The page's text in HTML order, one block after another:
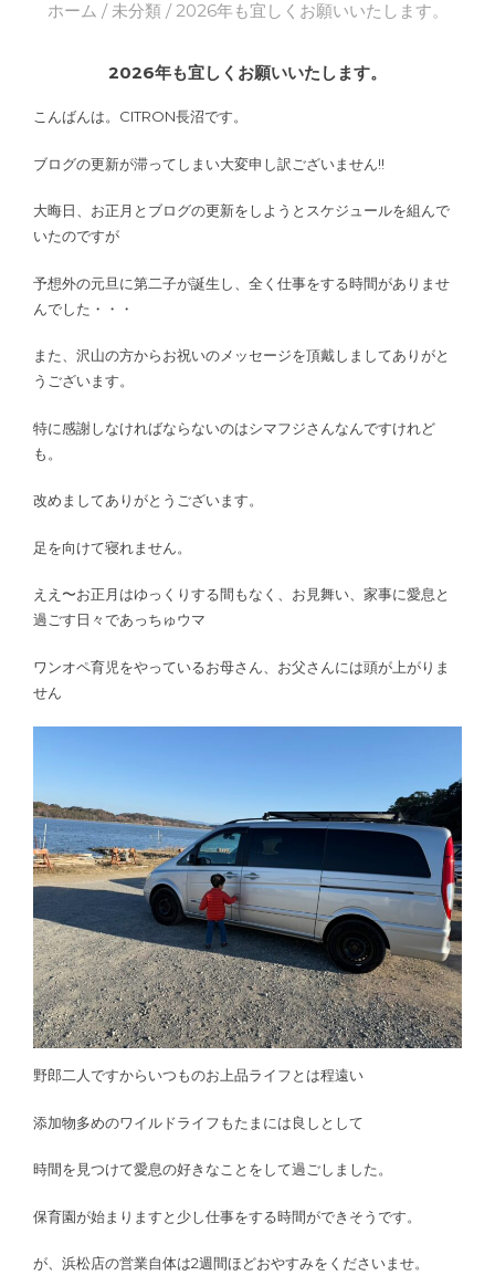
ホーム / 未分類/ 2026年も宜しくお願いいたします。
2026年も宜しくお願いいたします。
こんばんは。CITRON長沼です。
ブログの更新が滞ってしまい大変申し訳ございません!!
大晦日、お正月とブログの更新をしようとスケジュールを組んで
いたのですが
予想外の元旦に第二子が誕生し、全く仕事をする時間がありませ
んでした・・・
また、沢山の方からお祝いのメッセージを頂戴しましてありがと
うございます。
特に感謝しなければならないのはシマフジさんなんですけれど
も。
改めましてありがとうございます。
足を向けて寝れません。
ええ〜お正月はゆっくりする間もなく、お見舞い、家事に愛息と
過ごす日々であっちゅウマ
ワンオペ育児をやっているお母さん、お父さんには頭が上がりま
せん
野郎二人ですからいつものお上品ライフとは程遠い
添加物多めのワイルドライフもたまには良しとして
時間を見つけて愛息の好きなことをして過ごしました。
保育園が始まりますと少し仕事をする時間ができそうです。
が、浜松店の営業自体は2週間ほどおやすみをくださいませ。